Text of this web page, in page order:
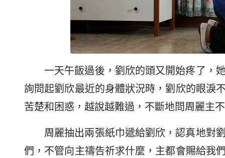
一天午飯過後，劉欣的頭又開始疼了，
詢問起劉欣最近的身體狀況時，劉欣的眼淚
苦楚和困惑，越說越難過，不斷地問周麗主
周麗抽出兩張紙巾遞給劉欣，認真地對
們，不管向主禱告祈求什麼，主都會賜給我